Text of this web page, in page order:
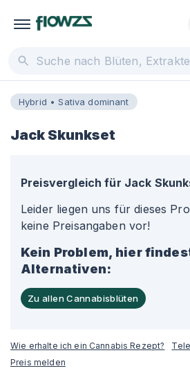
Hybrid • Sativa dominant
Jack Skunkset
Preisvergleich für Jack
Leider liegen uns für dieses
keine Preisangaben vor!
Kein Problem, hier
Alternativen:
Zu allen Cannabisblüten
Wie erhalte ich ein Cannabis Rezept?
Preis melden